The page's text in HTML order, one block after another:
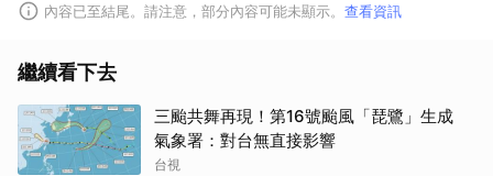
內容已至結尾。請注意，部分內容可能未顯示。 查看資訊
繼續看下去
三颱共舞再現！第16號颱風「琵鷺」生成
氣象署：對台無直接影響
台視